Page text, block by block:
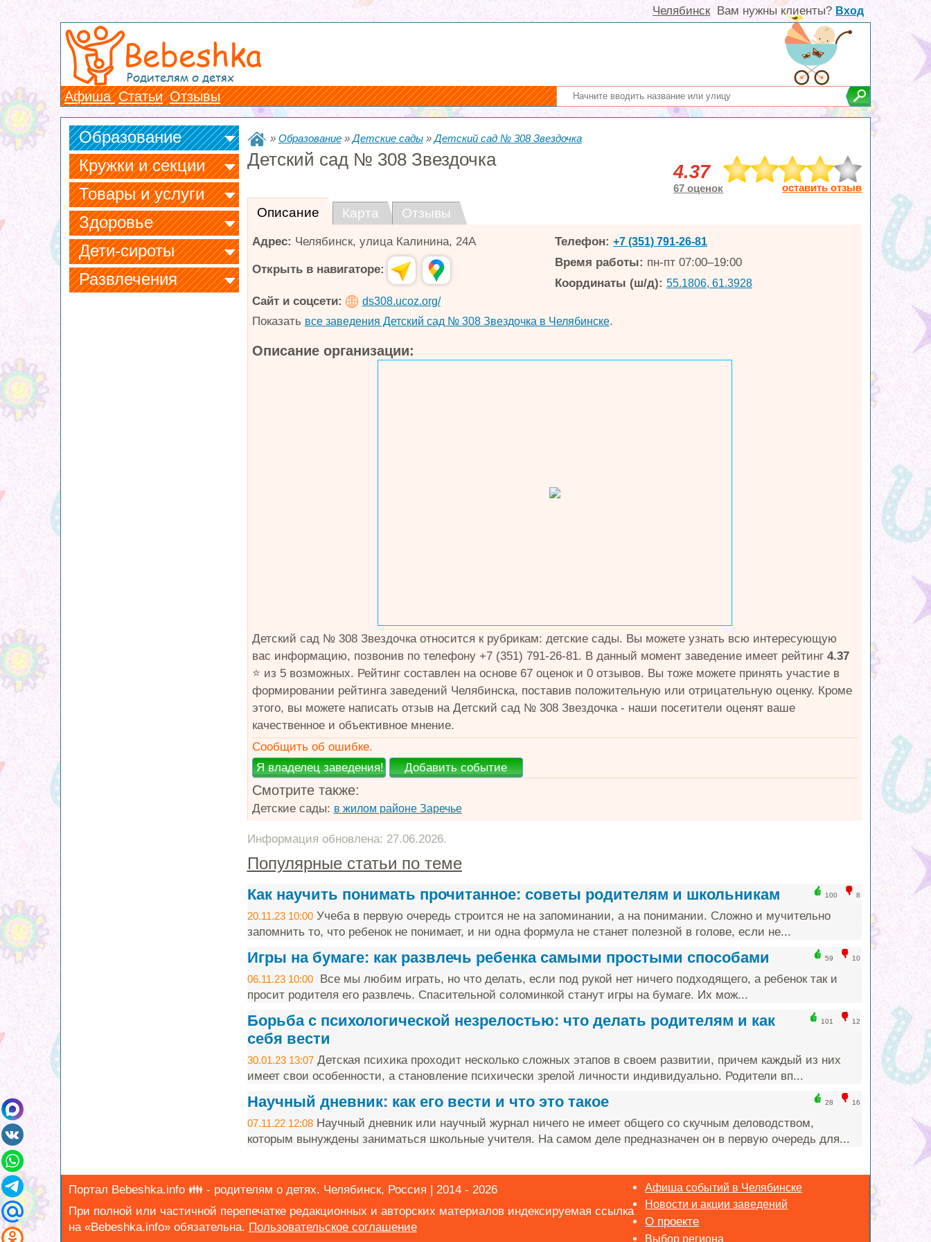
Вам нужны клиенты? Вход
Челябинск
Bebeshka
Родителям о детях
Афиша Статьи Отзывы
Образование
Кружки и секции
Товары и услуги
Здоровье
Дети-сироты
Развлечения
» Образование»Детские сады»Детский сад № 308 Звездочка
Детский сад № 308 Звездочка
4.37
67 оценок оставить отзыв
Описание Карта Отзывы
Адрес: Челябинск, улица Калинина, 24А
Открыть в навигаторе:
Сайт и соцсети: ds308.ucoz.org/
Телефон: +7 (351) 791-26-81
Время работы: пн-пт 07:00–19:00
Координаты (ш/д): 55.1806, 61.3928
Показать все заведения Детский сад № 308 Звездочка в Челябинске.
Описание организации:
Детский сад № 308 Звездочка относится к рубрикам: детские сады. Вы можете узнать всю интересующую
вас информацию, позвонив по телефону +7 (351) 791-26-81. В данный момент заведение имеет рейтинг 4.37
⭐️ из 5 возможных. Рейтинг составлен на основе 67 оценок и 0 отзывов. Вы тоже можете принять участие в
формировании рейтинга заведений Челябинска, поставив положительную или отрицательную оценку. Кроме
этого, вы можете написать отзыв на Детский сад № 308 Звездочка - наши посетители оценят ваше
качественное и объективное мнение.
Сообщить об ошибке.
Смотрите также:
Детские сады: в жилом районе Заречье
Информация обновлена: 27.06.2026.
Популярные статьи по теме
100 8
Как научить понимать прочитанное: советы родителям и школьникам
20.11.23 10:00Учеба в первую очередь строится не на запоминании, а на понимании. Сложно и мучительно
запомнить то, что ребенок не понимает, и ни одна формула не станет полезной в голове, если не...
59 10
Игры на бумаге: как развлечь ребенка самыми простыми способами
06.11.23 10:00Все мы любим играть, но что делать, если под рукой нет ничего подходящего, а ребенок так и
просит родителя его развлечь. Спасительной соломинкой станут игры на бумаге. Их мож...
101 12
Борьба с психологической незрелостью: что делать родителям и как
себя вести
30.01.23 13:07Детская психика проходит несколько сложных этапов в своем развитии, причем каждый из них
имеет свои особенности, а становление психически зрелой личности индивидуально. Родители вп...
28 16
Научный дневник: как его вести и что это такое
07.11.22 12:08Научный дневник или научный журнал ничего не имеет общего со скучным деловодством,
которым вынуждены заниматься школьные учителя. На самом деле предназначен он в первую очередь для...
Портал Bebeshka.info 👪 - родителям о детях. Челябинск, Россия | 2014 - 2026
При полной или частичной перепечатке редакционных и авторских материалов индексируемая ссылка
на «Bebeshka.info» обязательна.
Афиша событий в Челябинске
Новости и акции заведений
Выбор региона